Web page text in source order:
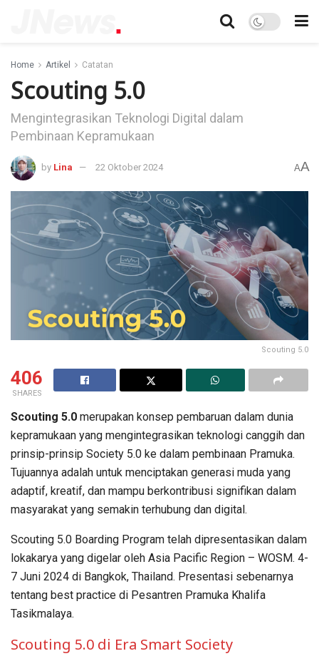
Home Artikel Catatan
Scouting 5.0
Mengintegrasikan Teknologi Digital dalam
Pembinaan Kepramukaan
by Lina 22 Oktober 2024 AA
Scouting 5.0
406
SHARES
Scouting 5.0 merupakan konsep pembaruan dalam dunia
kepramukaan yang mengintegrasikan teknologi canggih dan
prinsip-prinsip Society 5.0 ke dalam pembinaan Pramuka.
Tujuannya adalah untuk menciptakan generasi muda yang
adaptif, kreatif, dan mampu berkontribusi signifikan dalam
masyarakat yang semakin terhubung dan digital.
Scouting 5.0 Boarding Program telah dipresentasikan dalam
lokakarya yang digelar oleh Asia Pacific Region – WOSM. 4-
7 Juni 2024 di Bangkok, Thailand. Presentasi sebenarnya
tentang best practice di Pesantren Pramuka Khalifa
Tasikmalaya.
Scouting 5.0 di Era Smart Society